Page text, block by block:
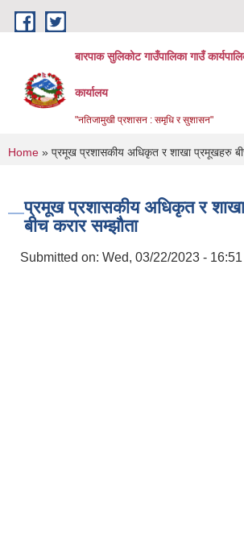
Skip to main content
बारपाक सुलिकोट गाउँपालिका गाउँ
कार्यालय
"नतिजामुखी प्रशासन : समृधि र सुशासन"
You are here
Home » प्रमूख प्रशासकीय अधिकृत र शाखा प्रमूखहरु
प्रमूख प्रशासकीय अधिकृत र
बीच करार सम्झौता
Submitted on: Wed, 03/22/2023 - 16:51